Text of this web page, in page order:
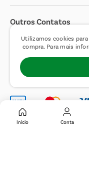
Utilizamos cookies
compra. Para mais
Inicio Conta
Outros Contatos
Negócios Imobiliários
Trabalhe Conosco